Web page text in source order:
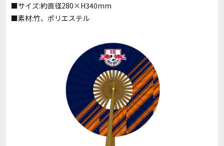
■サイズ:約直径280×H340mm
■素材:竹、ポリエステル